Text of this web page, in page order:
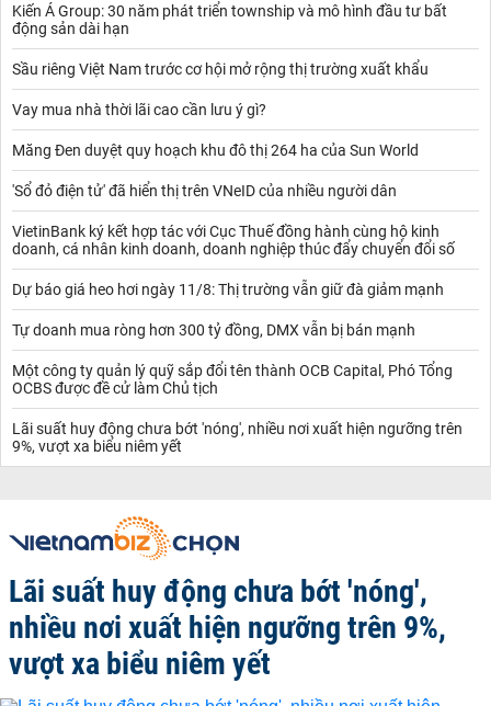
Kiến Á Group: 30 năm phát triển township và mô hình đầu tư bất
động sản dài hạn
Sầu riêng Việt Nam trước cơ hội mở rộng thị trường xuất khẩu
Vay mua nhà thời lãi cao cần lưu ý gì?
Măng Đen duyệt quy hoạch khu đô thị 264 ha của Sun World
'Sổ đỏ điện tử' đã hiển thị trên VNeID của nhiều người dân
VietinBank ký kết hợp tác với Cục Thuế đồng hành cùng hộ kinh
doanh, cá nhân kinh doanh, doanh nghiệp thúc đẩy chuyển đổi số
Dự báo giá heo hơi ngày 11/8: Thị trường vẫn giữ đà giảm mạnh
Tự doanh mua ròng hơn 300 tỷ đồng, DMX vẫn bị bán mạnh
Một công ty quản lý quỹ sắp đổi tên thành OCB Capital, Phó Tổng
OCBS được đề cử làm Chủ tịch
Lãi suất huy động chưa bớt 'nóng', nhiều nơi xuất hiện ngưỡng trên
9%, vượt xa biểu niêm yết
Lãi suất huy động chưa bớt 'nóng',
nhiều nơi xuất hiện ngưỡng trên 9%,
vượt xa biểu niêm yết